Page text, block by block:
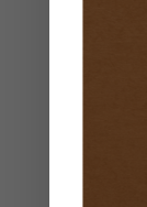
110 x
Peso: